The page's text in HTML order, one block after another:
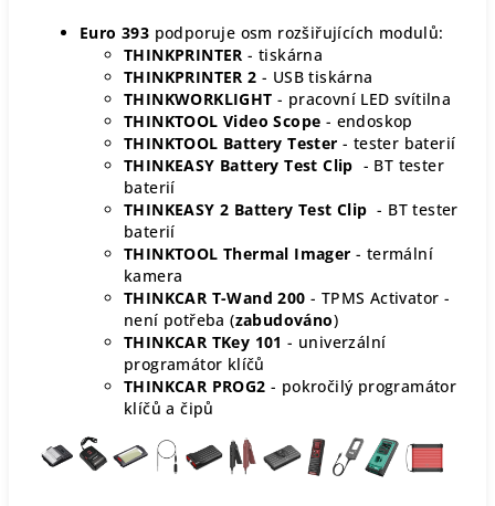
Euro 393 podporuje osm rozšiřujících modulů:
THINKPRINTER - tiskárna
THINKPRINTER 2 - USB tiskárna
THINKWORKLIGHT - pracovní LED svítilna
THINKTOOL Video Scope - endoskop
THINKTOOL Battery Tester - tester baterií
THINKEASY Battery Test Clip - BT tester
baterií
THINKEASY 2 Battery Test Clip - BT tester
baterií
THINKTOOL Thermal Imager - termální
kamera
THINKCAR T-Wand 200 - TPMS Activator -
není potřeba (zabudováno)
THINKCAR TKey 101 - univerzální
programátor klíčů
THINKCAR PROG2 - pokročilý programátor
klíčů a čipů